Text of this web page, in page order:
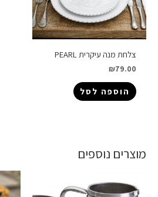
צלחת מנה עיקרית PEARL
₪79.00
הוספה לסל
מוצרים נוספים